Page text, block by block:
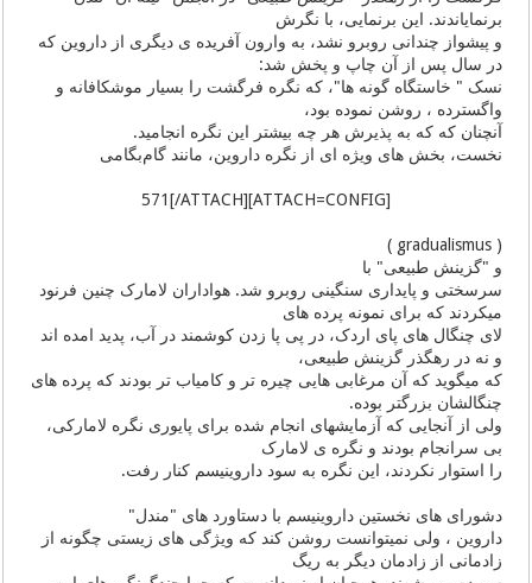
برنمایاندند. این برنمایی، با نگرش
و پیشواز چندانی روبرو نشد، به وارون آفریده ی دیگری از داروین که
در سال پس از آن چاپ و پخش شد:
نسک " خاستگاه گونه ها"، که نگره فرگشت را بسیار موشکافانه و
واگسترده ، روشن نموده بود،
آنچنان که که به پذیرش هر چه بیشتر این نگره انجامید.
نخست، بخش های ویژه ای از نگره داروین، مانند گام‌بگامی
[ATTACH=CONFIG]571[/ATTACH]
( gradualismus )
و "گزینش طبیعی" با
سرسختی و پایداری سنگینی روبرو شد. هواداران لامارک چنین فرنود
میکردند که برای نمونه پرده های
لای چنگال های پای اردک، در پی پا زدن کوشمند در آب، پدید امده اند
و نه در رهگذر گزینش طبیعی،
که میگوید که آن مرغابی هایی چیره تر و کامیاب تر بودند که پرده های
چنگالشان بزرگتر بوده.
ولی از آنجایی که آزمایشهای انجام شده برای پایوری نگره لامارکی،
بی سرانجام بودند و نگره ی لامارک
را استوار نکردند، این نگره به سود داروینیسم کنار رفت.
دشورای های نخستین داروینیسم با دستاورد های "مندل"
داروین ، ولی نمیتوانست روشن کند که ویژگی های زیستی چگونه از
زادمانی از زادمان دیگر به ریگ